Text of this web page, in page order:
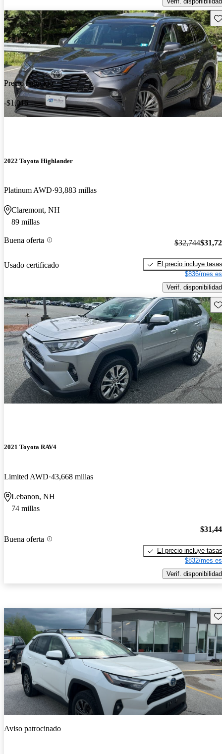
Precio reducido
-$1,016
2022 Toyota Highlander
Platinum AWD 93,883 millas
Claremont, NH
89 millas
Buena oferta
Usado certificado
$32,744
El precio incluye tasas
$836/mes
Verif. disponibilidad
2021 Toyota RAV4
Limited AWD 43,668 millas
Lebanon, NH
74 millas
Buena oferta
El precio incluye tasas
$832/mes
Verif. disponibilidad
Aviso patrocinado